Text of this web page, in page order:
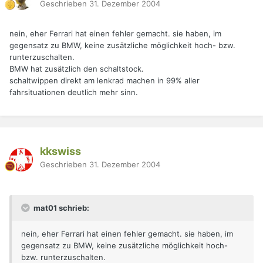
Geschrieben 31. Dezember 2004
nein, eher Ferrari hat einen fehler gemacht. sie haben, im
gegensatz zu BMW, keine zusätzliche möglichkeit hoch- bzw.
runterzuschalten.
BMW hat zusätzlich den schaltstock.
schaltwippen direkt am lenkrad machen in 99% aller
fahrsituationen deutlich mehr sinn.
kkswiss
Geschrieben 31. Dezember 2004
mat01 schrieb:
nein, eher Ferrari hat einen fehler gemacht. sie haben, im
gegensatz zu BMW, keine zusätzliche möglichkeit hoch-
bzw. runterzuschalten.